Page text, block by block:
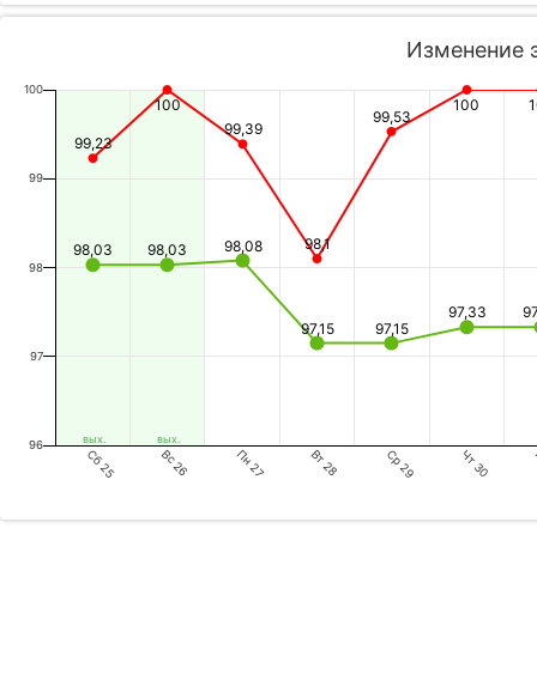
вых. вых.
Изменение
98,03 98,03 98,08
97,15 97,15
97,33
99,23
100
99,39
98,1
99,53
100
Сб 25 Вс 26 Пн 27 Вт 28 Ср 29 Чт 30
96
97
98
99
100